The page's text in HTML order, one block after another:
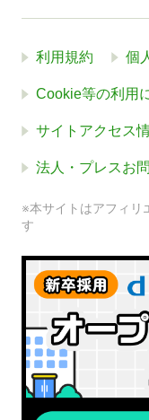
利用規約 個
Cookie等の利用
サイトアクセス
法人・プレスお
※本サイトはアフィリ
す